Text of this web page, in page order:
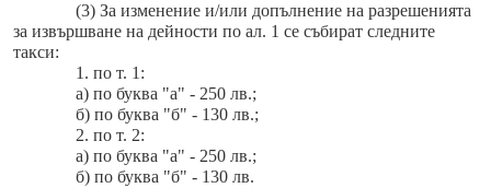
(3) За изменение и/или допълнение на разрешенията
за извършване на дейности по ал. 1 се събират следните
такси:
1. по т. 1:
а) по буква "а" - 250 лв.;
б) по буква "б" - 130 лв.;
2. по т. 2:
а) по буква "а" - 250 лв.;
б) по буква "б" - 130 лв.